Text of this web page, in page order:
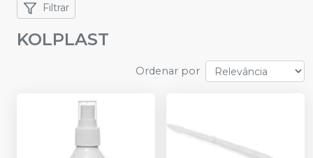
Filtrar
KOLPLAST
Ordenar por